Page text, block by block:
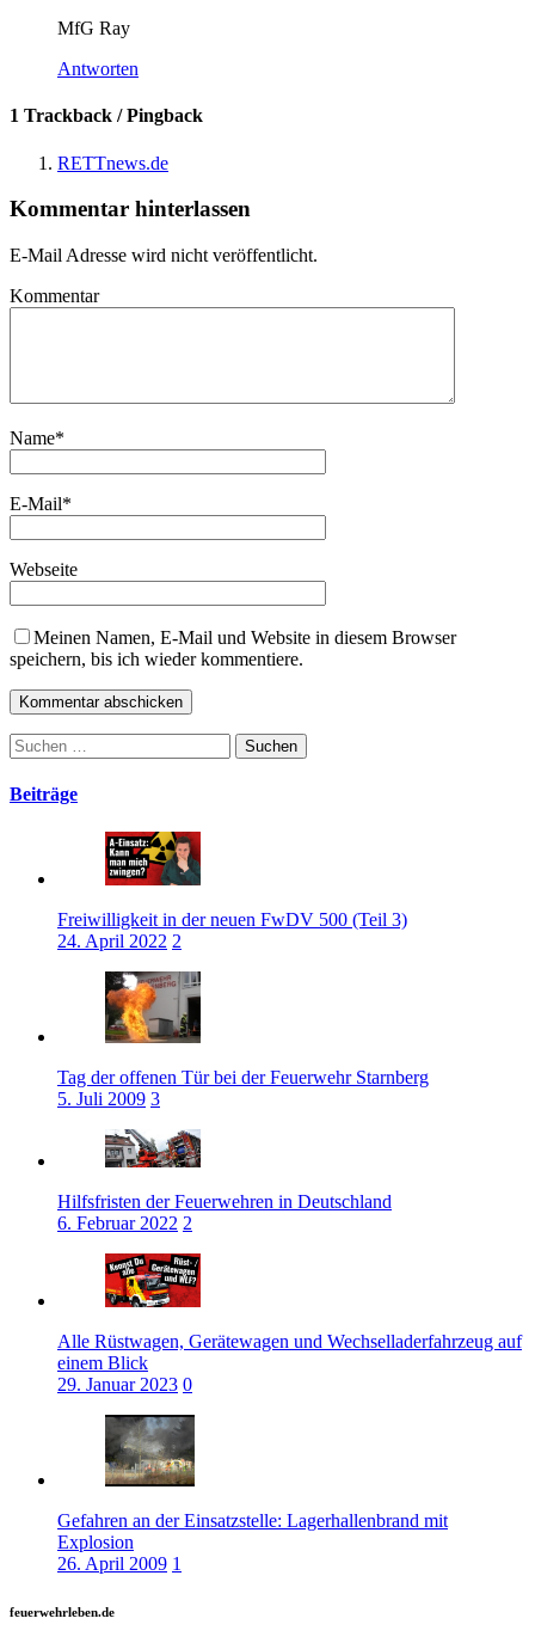
MfG Ray
Antworten
1 Trackback / Pingback
RETTnews.de
Kommentar hinterlassen
E-Mail Adresse wird nicht veröffentlicht.
Kommentar
Name*
E-Mail*
Webseite
Meinen Namen, E-Mail und Website in diesem Browser
speichern, bis ich wieder kommentiere.
Suchen
nach:
Beiträge
Freiwilligkeit in der neuen FwDV 500 (Teil 3)
24. April 2022 2
Tag der offenen Tür bei der Feuerwehr Starnberg
5. Juli 2009 3
Hilfsfristen der Feuerwehren in Deutschland
6. Februar 2022 2
Alle Rüstwagen, Gerätewagen und Wechselladerfahrzeug auf
einem Blick
29. Januar 2023 0
Gefahren an der Einsatzstelle: Lagerhallenbrand mit
Explosion
26. April 2009 1
feuerwehrleben.de